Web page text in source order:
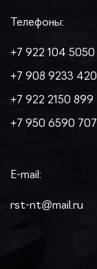
Телефоны:
+7 922 104 5050
+7 908 9233 420
+7 922 2150 899
+7 950 6590 707
E-mail:
rst-nt@mail.ru